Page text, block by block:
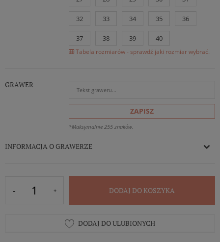
32 33 34 35 36
37 38 39 40
Tabela rozmiarów - sprawdź jaki rozmiar wybrać.
GRAWER
ZAPISZ
*Maksymalnie 255 znaków.
INFORMACJA O GRAWERZE
DODAJ DO KOSZYKA
DODAJ DO ULUBIONYCH